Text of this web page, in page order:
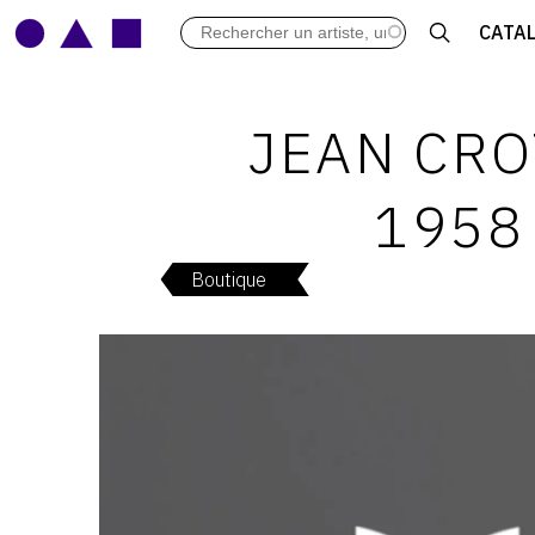
ARCHIVES DES EXPOSITIONS
LEXIQUE ARTISTIQUE
JEAN
1958
Boutique